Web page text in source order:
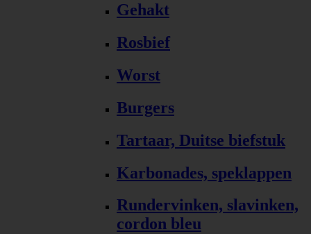
Gehakt
Rosbief
Worst
Burgers
Tartaar, Duitse biefstuk
Karbonades, speklappen
Rundervinken, slavinken,
cordon bleu